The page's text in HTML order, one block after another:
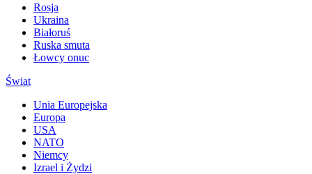
Rosja
Ukraina
Białoruś
Ruska smuta
Łowcy onuc
Świat
Unia Europejska
Europa
USA
NATO
Niemcy
Izrael i Żydzi